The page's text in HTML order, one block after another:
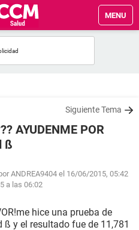
MENU
Siguiente Tema
AYUDENME POR
ß
ANDREA9404 el 16/06/2015, 05:42
a las 06:02
hice una prueba de
ß y el resultado fue de 11,781